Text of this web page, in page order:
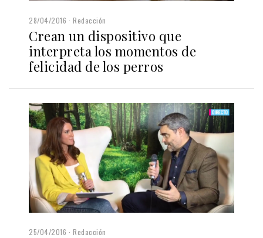
28/04/2016 Redacción
Crean un dispositivo que
interpreta los momentos de
felicidad de los perros
25/04/2016 Redacción